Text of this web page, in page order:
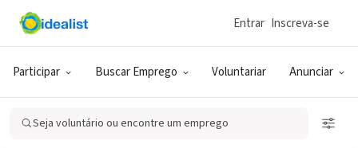
Participar Buscar Emprego Voluntariar Anunciar
Entrar Inscreva-se
Seja voluntário ou encontre um emprego
ONG (SETOR SOCIAL)
American Holistic Veterinary
Medical Foundation, Inc.
Citrus County, FL|www.ahvmf.org